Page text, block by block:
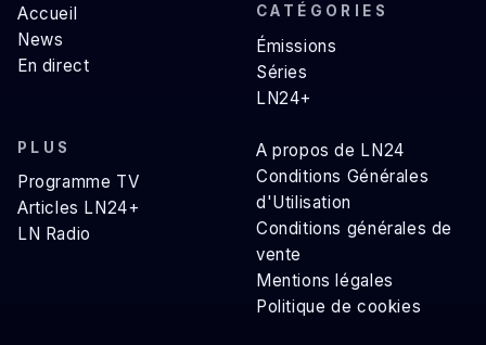
Accueil
News
En direct
CATÉGORIES
Émissions
Séries
LN24+
PLUS
Programme TV
Articles LN24+
LN Radio
A propos de LN24
Conditions Générales
d'Utilisation
Conditions générales de
vente
Mentions légales
Politique de cookies